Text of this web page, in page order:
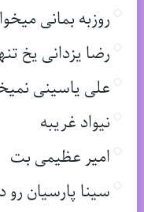
روزبه بمانی
رضا یزدانی یخ
علی یاسینی
نیواد غریبه
امیر عظیمی بت
سینا پارسیان